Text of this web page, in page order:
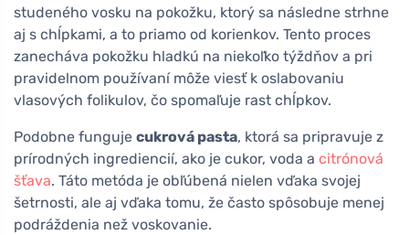
studeného vosku na pokožku, ktorý sa následne strhne
aj s chĺpkami, a to priamo od korienkov. Tento proces
zanecháva pokožku hladkú na niekoľko týždňov a pri
pravidelnom používaní môže viesť k oslabovaniu
vlasových folikulov, čo spomaľuje rast chĺpkov.
Podobne funguje cukrová pasta, ktorá sa pripravuje z
prírodných ingrediencií, ako je cukor, voda a citrónová
šťava. Táto metóda je obľúbená nielen vďaka svojej
šetrnosti, ale aj vďaka tomu, že často spôsobuje menej
podráždenia než voskovanie.